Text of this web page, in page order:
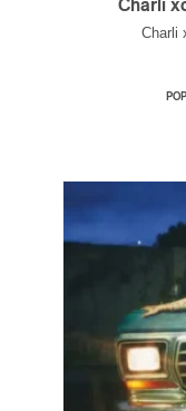
Charli
Charli